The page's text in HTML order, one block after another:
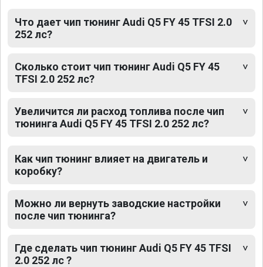
Что дает чип тюнинг Audi Q5 FY 45 TFSI 2.0
252 лс?
Сколько стоит чип тюнинг Audi Q5 FY 45
TFSI 2.0 252 лс?
Увеличится ли расход топлива после чип
тюнинга Audi Q5 FY 45 TFSI 2.0 252 лс?
Как чип тюнинг влияет на двигатель и
коробку?
Можно ли вернуть заводские настройки
после чип тюнинга?
Где сделать чип тюнинг Audi Q5 FY 45 TFSI
2.0 252 лс ?